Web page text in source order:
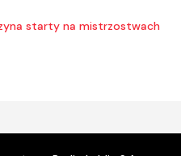
starty na mistrzostwach